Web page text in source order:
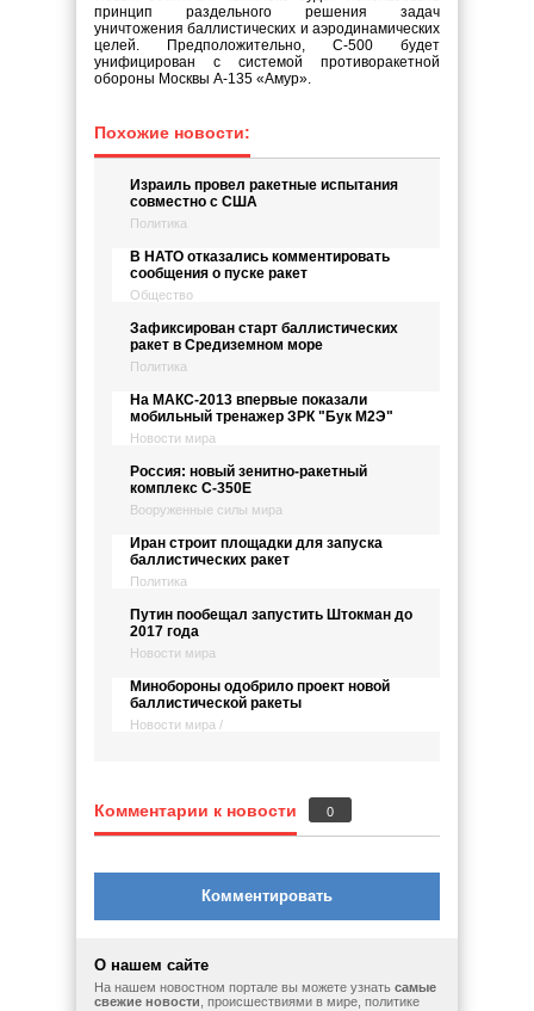
принцип раздельного решения задач
уничтожения баллистических и аэродинамических
целей. Предположительно, С-500 будет
унифицирован с системой противоракетной
обороны Москвы А-135 «Амур».
Похожие новости:
Израиль провел ракетные испытания
совместно с США
Политика
В НАТО отказались комментировать
сообщения о пуске ракет
Общество
Зафиксирован старт баллистических
ракет в Средиземном море
Политика
На МАКС-2013 впервые показали
мобильный тренажер ЗРК "Бук М2Э"
Новости мира
Россия: новый зенитно-ракетный
комплекс С-350Е
Вооруженные силы мира
Иран строит площадки для запуска
баллистических ракет
Политика
Путин пообещал запустить Штокман до
2017 года
Новости мира
Минобороны одобрило проект новой
баллистической ракеты
Новости мира /
Комментарии к новости 0
Комментировать
О нашем сайте
На нашем новостном портале вы можете узнать самые
свежие новости , происшествиями в мире, политике